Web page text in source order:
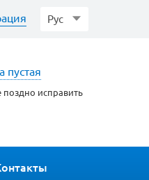
Рус
пустая
поздно исправить